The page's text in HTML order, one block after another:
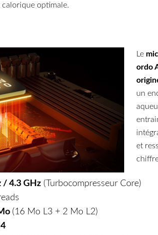
optimale.
Le
ordo
un
et
/ 4.3 GHz (Turbocompresseur Core)
(16 Mo L3 + 2 Mo L2)